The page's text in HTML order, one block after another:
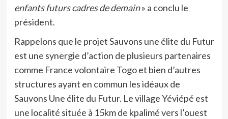
enfants futurs cadres de demain» a conclu le
président.
Rappelons que le projet Sauvons une élite du Futur
est une synergie d’action de plusieurs partenaires
comme France volontaire Togo et bien d’autres
structures ayant en commun les idéaux de
Sauvons Une élite du Futur. Le village Yéviépé est
une localité située à 15km de kpalimé vers l’ouest